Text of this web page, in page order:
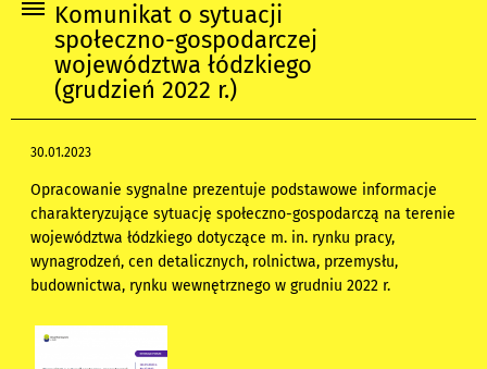
Komunikat o sytuacji
społeczno-gospodarczej
województwa łódzkiego
(grudzień 2022 r.)
30.01.2023
Opracowanie sygnalne prezentuje podstawowe informacje
charakteryzujące sytuację społeczno-gospodarczą na terenie
województwa łódzkiego dotyczące m. in. rynku pracy,
wynagrodzeń, cen detalicznych, rolnictwa, przemysłu,
budownictwa, rynku wewnętrznego w grudniu 2022 r.